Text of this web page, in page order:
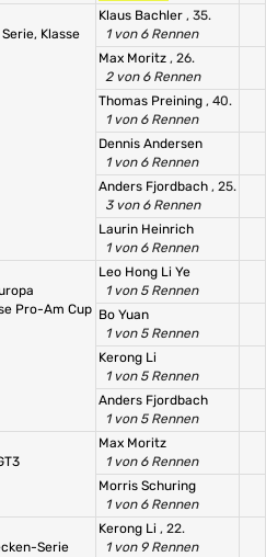
Klasse
Klaus Bachler , 35.
1 von 6 Rennen
Max Moritz , 26.
2 von 6 Rennen
Thomas Preining , 40.
1 von 6 Rennen
Dennis Andersen
1 von 6 Rennen
Anders Fjordbach , 25.
3 von 6 Rennen
Laurin Heinrich
1 von 6 Rennen
Pro-Am Cup
Leo Hong Li Ye
1 von 5 Rennen
Bo Yuan
1 von 5 Rennen
Kerong Li
1 von 5 Rennen
Anders Fjordbach
1 von 5 Rennen
Max Moritz
1 von 6 Rennen
Morris Schuring
1 von 6 Rennen
Serie
Kerong Li , 22.
1 von 9 Rennen